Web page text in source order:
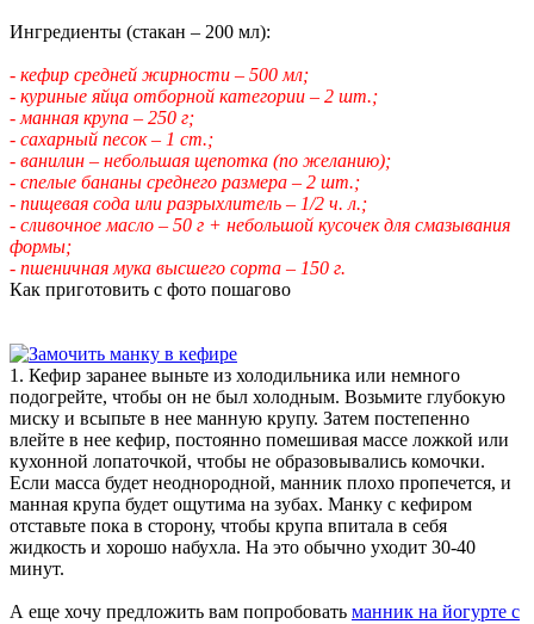
Ингредиенты (стакан – 200 мл):
- кефир средней жирности – 500 мл;
- куриные яйца отборной категории – 2 шт.;
- манная крупа – 250 г;
- сахарный песок – 1 ст.;
- ванилин – небольшая щепотка (по желанию);
- спелые бананы среднего размера – 2 шт.;
- пищевая сода или разрыхлитель – 1/2 ч. л.;
- сливочное масло – 50 г + небольшой кусочек для смазывания
формы;
- пшеничная мука высшего сорта – 150 г.
Как приготовить с фото пошагово
1. Кефир заранее выньте из холодильника или немного
подогрейте, чтобы он не был холодным. Возьмите глубокую
миску и всыпьте в нее манную крупу. Затем постепенно
влейте в нее кефир, постоянно помешивая массе ложкой или
кухонной лопаточкой, чтобы не образовывались комочки.
Если масса будет неоднородной, манник плохо пропечется, и
манная крупа будет ощутима на зубах. Манку с кефиром
отставьте пока в сторону, чтобы крупа впитала в себя
жидкость и хорошо набухла. На это обычно уходит 30-40
минут.
А еще хочу предложить вам попробовать манник на йогурте с